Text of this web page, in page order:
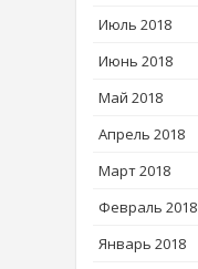
Июль 2018
Июнь 2018
Май 2018
Апрель 2018
Март 2018
Февраль 2018
Январь 2018